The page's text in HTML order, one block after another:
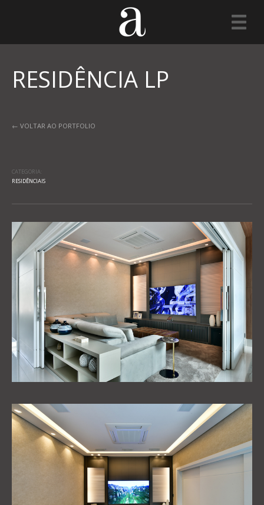
RESIDÊNCIA LP
← VOLTAR AO PORTFOLIO
CATEGORIA:
RESIDÊNCIAIS